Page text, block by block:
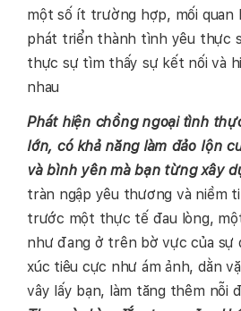
một số ít trường hợp, mối quan
phát triển thành tình yêu thực
thực sự tìm thấy sự kết nối và
nhau
Phát hiện chồng ngoại tình
lớn, có khả năng làm đảo lộn
và bình yên mà bạn từng xây
tràn ngập yêu thương và niềm
trước một thực tế đau lòng,
như đang ở trên bờ vực của sự
xúc tiêu cực như ám ảnh, dằn
vây lấy bạn, làm tăng thêm nỗi